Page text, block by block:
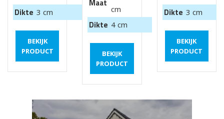
Dikte 3 cm
BEKIJK
PRODUCT
Maat
cm
Dikte 4 cm
BEKIJK
PRODUCT
Dikte 3 cm
BEKIJK
PRODUCT